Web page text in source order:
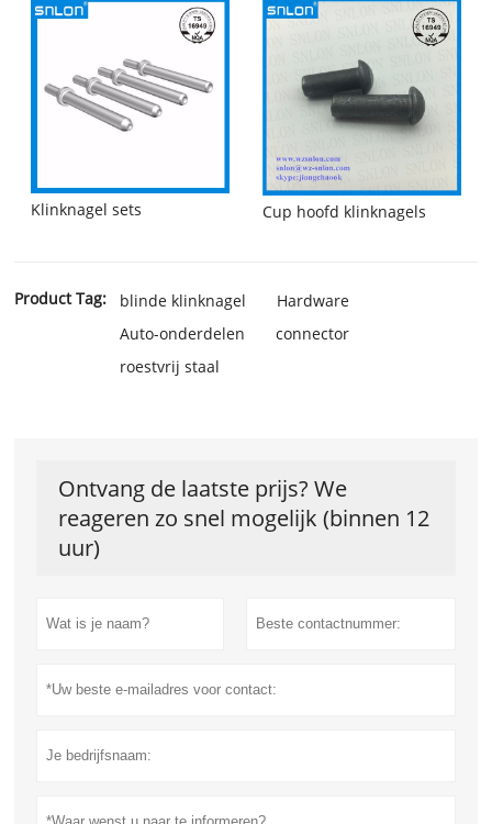
Klinknagel sets Cup hoofd klinknagels
Product Tag: blinde klinknagel
Hardware
Auto-onderdelen
connector
roestvrij staal
Ontvang de laatste prijs? We
reageren zo snel mogelijk (binnen 12
uur)